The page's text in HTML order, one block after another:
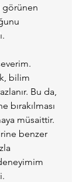
görünen
bilim
Bu da,
bırakılması
müsaittir.
benzer